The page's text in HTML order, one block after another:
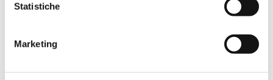
Statistiche
Marketing